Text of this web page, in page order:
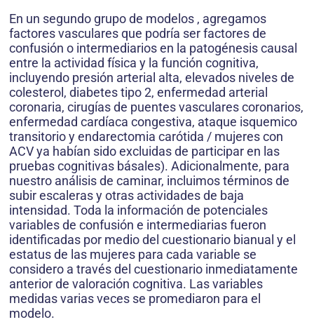
En un segundo grupo de modelos , agregamos
factores vasculares que podría ser factores de
confusión o intermediarios en la patogénesis causal
entre la actividad física y la función cognitiva,
incluyendo presión arterial alta, elevados niveles de
colesterol, diabetes tipo 2, enfermedad arterial
coronaria, cirugías de puentes vasculares coronarios,
enfermedad cardíaca congestiva, ataque isquemico
transitorio y endarectomia carótida / mujeres con
ACV ya habían sido excluidas de participar en las
pruebas cognitivas básales). Adicionalmente, para
nuestro análisis de caminar, incluimos términos de
subir escaleras y otras actividades de baja
intensidad. Toda la información de potenciales
variables de confusión e intermediarias fueron
identificadas por medio del cuestionario bianual y el
estatus de las mujeres para cada variable se
considero a través del cuestionario inmediatamente
anterior de valoración cognitiva. Las variables
medidas varias veces se promediaron para el
modelo.